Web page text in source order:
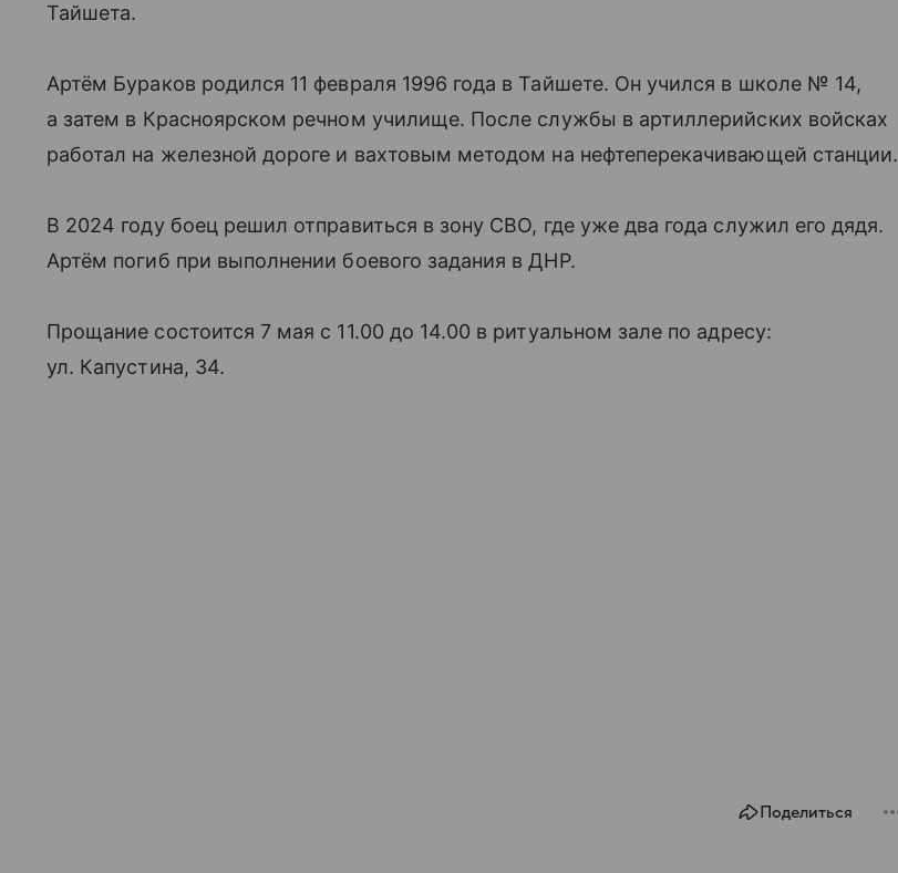
Тайшета.
Артём Бураков родился 11 февраля 1996 года в Тайшете. Он учился в школе № 14,
а затем в Красноярском речном училище. После службы в артиллерийских войсках
работал на железной дороге и вахтовым методом на нефтеперекачивающей станции.
В 2024 году боец решил отправиться в зону СВО, где уже два года служил его дядя.
Артём погиб при выполнении боевого задания в ДНР.
Прощание состоится 7 мая с 11.00 до 14.00 в ритуальном зале по адресу:
ул. Капустина, 34.
Поделиться